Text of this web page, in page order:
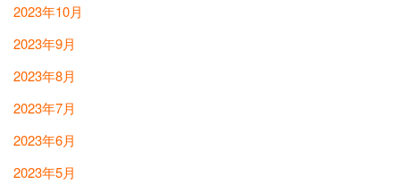
2023年10月
2023年9月
2023年8月
2023年7月
2023年6月
2023年5月